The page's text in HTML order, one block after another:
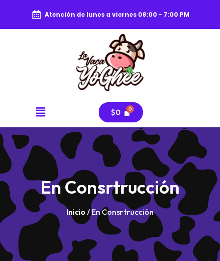
Atención de lunes a viernes 08:00 - 7:00 PM
$0
En Consrtrucción
Inicio / En Consrtrucción